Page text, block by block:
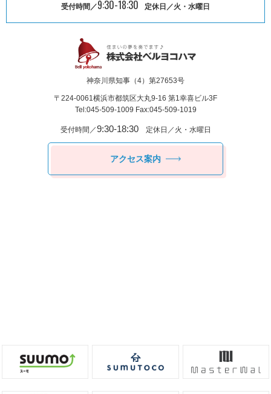
受付時間／9:30-18:30 定休日／火・水曜日
神奈川県知事（4）第27653号
〒224-0061 横浜市都筑区⼤丸9-16 第1幸喜ビル3F
Tel:045-509-1009 Fax:045-509-1019
受付時間／9:30-18:30定休日／火・水曜日
アクセス案内